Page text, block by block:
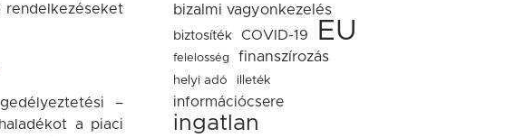
–
a piaci
bizalmi vagyonkezelés
biztosíték COVID-19 EU
felelosség finanszírozás
helyi adó illeték
információcsere
ingatlan